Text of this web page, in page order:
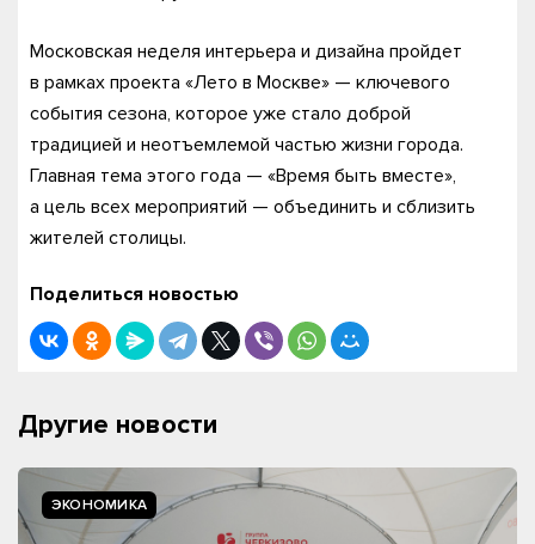
Московская неделя интерьера и дизайна пройдет
в рамках проекта «Лето в Москве» — ключевого
события сезона, которое уже стало доброй
традицией и неотъемлемой частью жизни города.
Главная тема этого года — «Время быть вместе»,
а цель всех мероприятий — объединить и сблизить
жителей столицы.
Поделиться новостью
Другие новости
ЭКОНОМИКА